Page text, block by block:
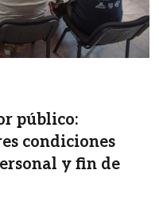
público:
condiciones
y fin de